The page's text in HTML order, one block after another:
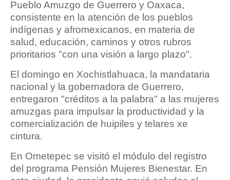
Pueblo Amuzgo de Guerrero y Oaxaca,
consistente en la atención de los pueblos
indígenas y afromexicanos, en materia de
salud, educación, caminos y otros rubros
prioritarios "con una visión a largo plazo".
El domingo en Xochistlahuaca, la mandataria
nacional y la gobernadora de Guerrero,
entregaron "créditos a la palabra" a las mujeres
amuzgas para impulsar la productividad y la
comercialización de huipiles y telares xe
cintura.
En Ometepec se visitó el módulo del registro
del programa Pensión Mujeres Bienestar. En